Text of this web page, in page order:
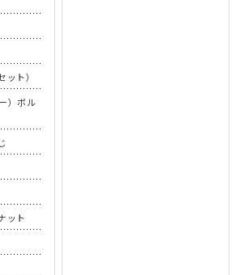
ット）
）ボル
ット